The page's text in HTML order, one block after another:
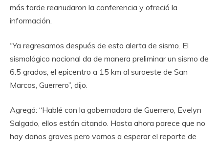
más tarde reanudaron la conferencia y ofreció la
información.
“Ya regresamos después de esta alerta de sismo. El
sismológico nacional da de manera preliminar un sismo de
6.5 grados, el epicentro a 15 km al suroeste de San
Marcos, Guerrero”, dijo.
Agregó: “Hablé con la gobernadora de Guerrero, Evelyn
Salgado, ellos están citando. Hasta ahora parece que no
hay daños graves pero vamos a esperar el reporte de